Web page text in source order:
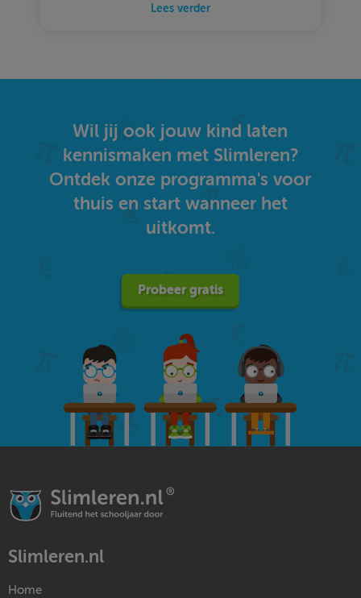
Lees verder
Wil jij ook jouw kind laten
kennismaken met Slimleren?
Ontdek onze programma's voor
thuis en start wanneer het
uitkomt.
Probeer gratis
Slimleren.nl
Home